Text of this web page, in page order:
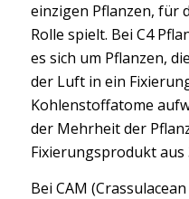
einzigen Pflanzen, für
Rolle spielt. Bei C4
es sich um Pflanzen,
der Luft in ein
Kohlenstoffatome
der Mehrheit der
Fixierungsprodukt
Bei CAM